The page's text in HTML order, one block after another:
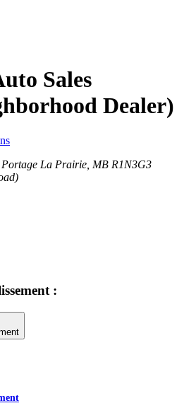
Sales
Dealer)
La Prairie, MB R1N3G3
: